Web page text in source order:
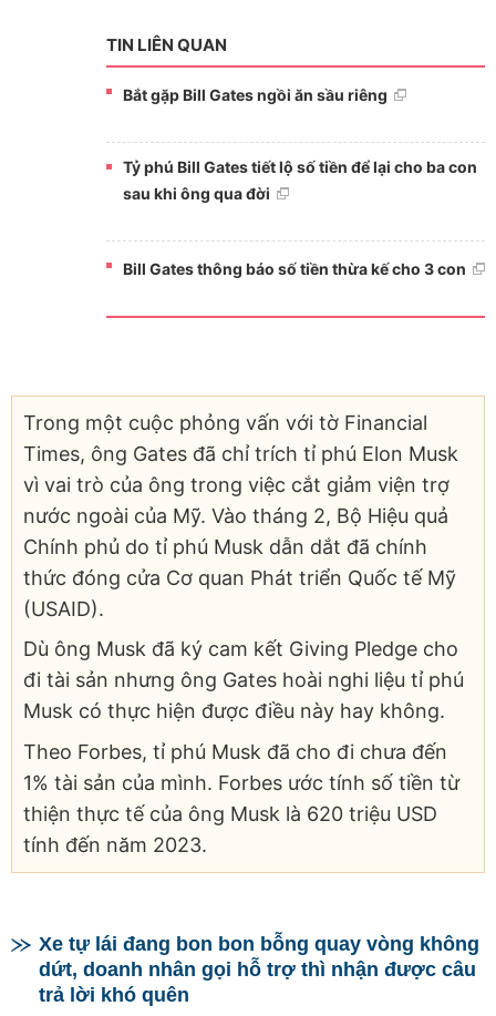
TIN LIÊN QUAN
Bắt gặp Bill Gates ngồi ăn sầu riêng
Tỷ phú Bill Gates tiết lộ số tiền để lại cho ba con
sau khi ông qua đời
Bill Gates thông báo số tiền thừa kế cho 3 con
Trong một cuộc phỏng vấn với tờ Financial
Times, ông Gates đã chỉ trích tỉ phú Elon Musk
vì vai trò của ông trong việc cắt giảm viện trợ
nước ngoài của Mỹ. Vào tháng 2, Bộ Hiệu quả
Chính phủ do tỉ phú Musk dẫn dắt đã chính
thức đóng cửa Cơ quan Phát triển Quốc tế Mỹ
(USAID).
Dù ông Musk đã ký cam kết Giving Pledge cho
đi tài sản nhưng ông Gates hoài nghi liệu tỉ phú
Musk có thực hiện được điều này hay không.
Theo Forbes, tỉ phú Musk đã cho đi chưa đến
1% tài sản của mình. Forbes ước tính số tiền từ
thiện thực tế của ông Musk là 620 triệu USD
tính đến năm 2023.
Xe tự lái đang bon bon bỗng quay vòng không
dứt, doanh nhân gọi hỗ trợ thì nhận được câu
trả lời khó quên